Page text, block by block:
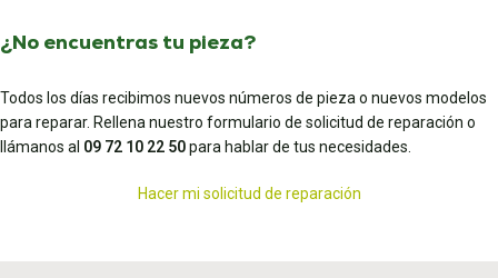
¿No encuentras tu pieza?
Todos los días recibimos nuevos números de pieza o nuevos modelos
para reparar. Rellena nuestro formulario de solicitud de reparación o
llámanos al 09 72 10 22 50para hablar de tus necesidades.
Hacer mi solicitud de reparación